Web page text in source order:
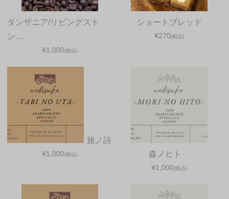
タンザニア/リビングスト
ン…
¥1,000(税込)
ショートブレッド
¥270(税込)
旅ノ詩
¥1,000(税込) 森ノヒト
¥1,000(税込)